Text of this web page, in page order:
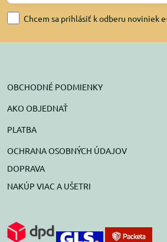
Chcem sa prihlásiť k odberu noviniek
OBCHODNÉ PODMIENKY
AKO OBJEDNAŤ
PLATBA
OCHRANA OSOBNÝCH ÚDAJOV
DOPRAVA
NAKÚP VIAC A UŠETRI